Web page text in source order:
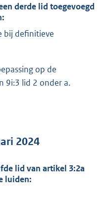
derde lid toegevoegd
bij definitieve
op de
9i:3 lid 2 onder a.
2024
lid van artikel 3:2a
luiden: